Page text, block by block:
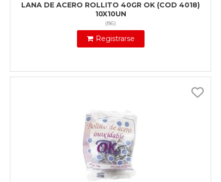
LANA DE ACERO ROLLITO 40GR OK (COD 4018)
10X10UN
(86)
Registrarse